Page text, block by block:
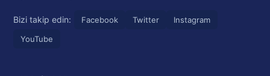
Bizi takip edin: Facebook Twitter
Instagram
YouTube